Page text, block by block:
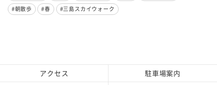
#朝散歩
#春 #三島スカイウォーク
アクセス
駐車場案内